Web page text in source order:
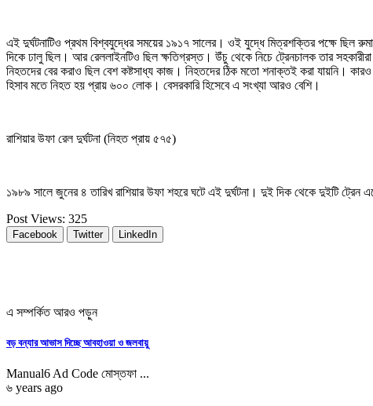
এই দুর্ঘটনাটিও প্রথম বিশ্বযুদ্ধের সময়ের ১৯১৭ সালের। ওই যুদ্ধে মিত্রশক্তির পক্ষে ছিল
দিকে ঢালু ছিল। আর রেললাইনটিও ছিল ক্ষতিগ্রস্ত। উঁচু থেকে নিচে ট্রেনচালক তার
নিহতদের বের করাও ছিল বেশ কষ্টসাধ্য কাজ। নিহতদের ঠিক মতো শনাক্তই করা যায়নি।
হিসাব মতে নিহত হয় প্রায় ৬০০ লোক। বেসরকারি হিসেবে এ সংখ্যা আরও বেশি।
রাশিয়ার উফা রেল দুর্ঘটনা (নিহত প্রায় ৫৭৫)
১৯৮৯ সালে জুনের ৪ তারিখ রাশিয়ার উফা শহরে ঘটে এই দুর্ঘটনা। দুই দিক থেকে দুইটি
Post Views: 325
Facebook Twitter LinkedIn
এ সম্পর্কিত আরও পড়ুন
বড় বন্যার আভাস দিচ্ছে আবহাওয়া ও জলবায়ু
Manual6 Ad Code মোস্তফা ...
৬ years ago